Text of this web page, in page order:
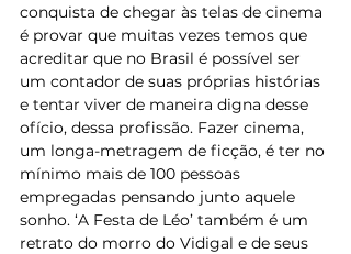
conquista de chegar às telas de cinema
é provar que muitas vezes temos que
acreditar que no Brasil é possível ser
um contador de suas próprias histórias
e tentar viver de maneira digna desse
ofício, dessa profissão. Fazer cinema,
um longa-metragem de ficção, é ter no
mínimo mais de 100 pessoas
empregadas pensando junto aquele
sonho. ‘A Festa de Léo’ também é um
retrato do morro do Vidigal e de seus